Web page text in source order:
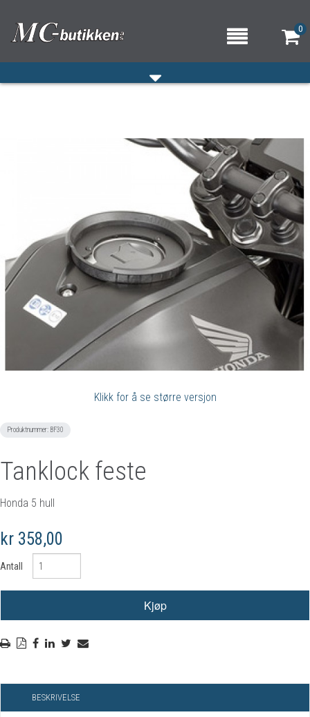
0
KONTAKT OSS
Klikk for å se større versjon
Produktnummer: BF30
Tanklock feste
Honda 5 hull
kr 358,00
Antall
BESKRIVELSE